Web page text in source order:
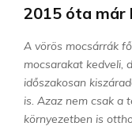
2015 óta már
A vörös mocsárrák
mocsarakat kedveli,
időszakosan
is. Azaz nem csak a
környezetben is